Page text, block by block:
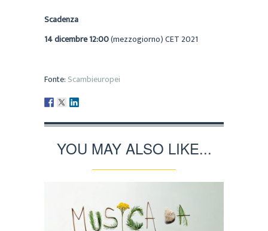
Scadenza
14 dicembre 12:00(mezzogiorno) CET 2021
Fonte: Scambieuropei
YOU MAY ALSO LIKE...